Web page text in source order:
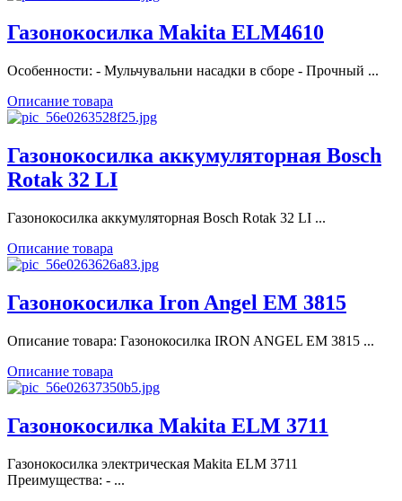
Газонокосилка Makita ELM4610
Особенности: - Мульчувальни насадки в сборе - Прочный ...
Описание товара
Газонокосилка аккумуляторная Bosch
Rotak 32 LI
Газонокосилка аккумуляторная Bosch Rotak 32 LI ...
Описание товара
Газонокосилка Iron Angel EM 3815
Описание товара: Газонокосилка IRON ANGEL EM 3815 ...
Описание товара
Газонокосилка Makita ELM 3711
Газонокосилка электрическая Makita ELM 3711
Преимущества: - ...